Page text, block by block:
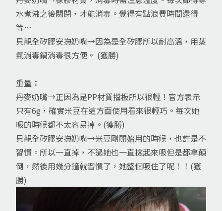
水煮沸之後關閉，才能消毒。覺得有點浪費時間還得
等…
貝親全矽膠安撫奶嘴→因為是全矽膠所以耐高溫，用蒸
氣消毒鍋消毒很方便。 (獲勝)
重量：
丹麥奶嘴→正因為是PP材質擋板所以很輕！官方表示
只有6g，確實米豆在這方面使用看來很輕巧。每次她
吸的時候都不太容易掉。(獲勝)
貝親全矽膠安撫奶嘴→米豆剛開始用的時候，也許是不
習慣。所以一直掉，不過她也一直撿起來吸但是都拿顛
倒，然後用幾分鐘就習慣了，她整個吸住了呢！！(獲
勝)